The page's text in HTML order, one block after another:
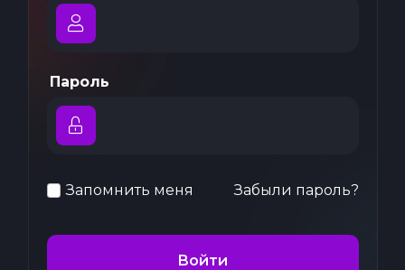
Пароль
Запомнить меня Забыли пароль?
Войти